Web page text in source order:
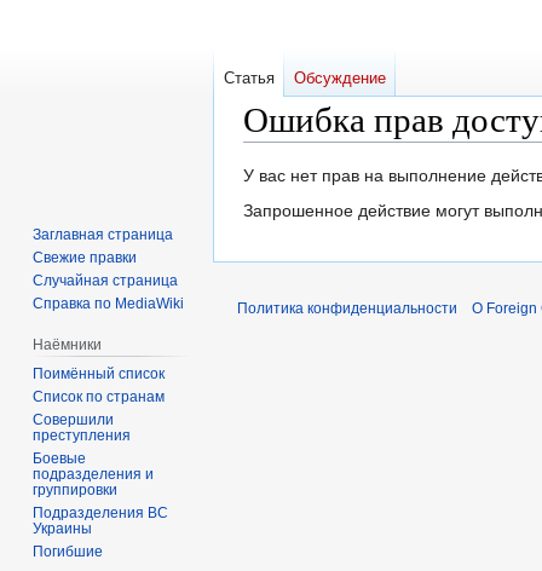
Ошибка прав
Перейти
к
Перейти
к
У вас нет прав на выполнение
Запрошенное действие могут
Статья Обсуждение
Заглавная страница
Свежие правки
Случайная страница
Справка по MediaWiki
Наёмники
Поимённый список
Список по странам
Совершили
преступления
Боевые
подразделения и
группировки
Подразделения ВС
Украины
Погибшие
Политика конфиденциальности О Foreign